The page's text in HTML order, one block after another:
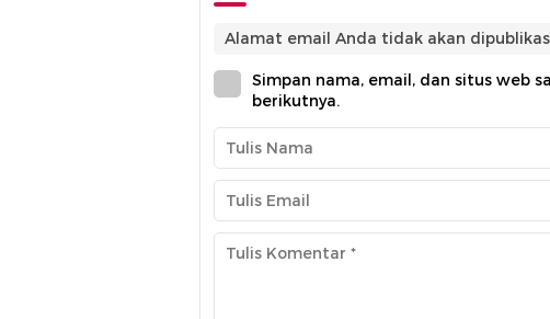
Alamat email Anda tidak akan
Simpan nama, email, dan situs web
berikutnya.